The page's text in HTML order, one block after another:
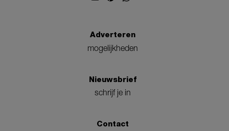
Adverteren
mogelijkheden
Nieuwsbrief
schrijf je in
Contact